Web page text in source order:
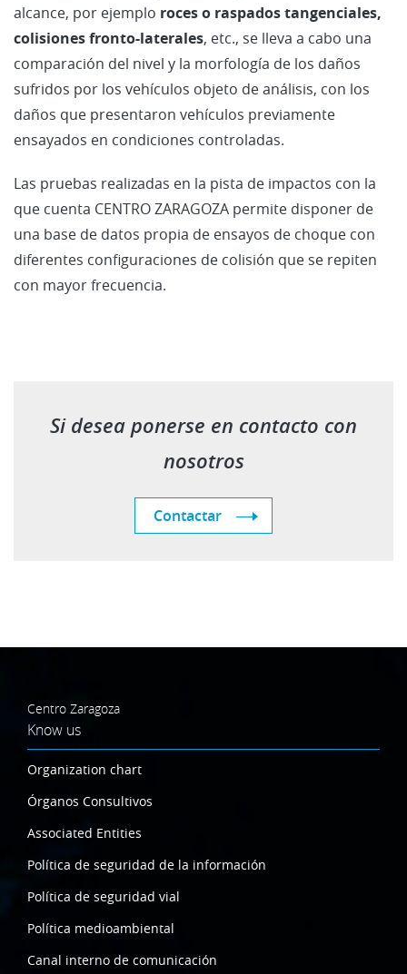
alcance, por ejemplo roces o raspados tangenciales,
colisiones fronto-laterales, etc., se lleva a cabo una
comparación del nivel y la morfología de los daños
sufridos por los vehículos objeto de análisis, con los
daños que presentaron vehículos previamente
ensayados en condiciones controladas.
Las pruebas realizadas en la pista de impactos con la
que cuenta CENTRO ZARAGOZA permite disponer de
una base de datos propia de ensayos de choque con
diferentes configuraciones de colisión que se repiten
con mayor frecuencia.
Si desea ponerse en contacto con
nosotros
Contactar
Centro Zaragoza
Know us
Organization chart
Órganos Consultivos
Associated Entities
Política de seguridad de la información
Política de seguridad vial
Política medioambiental
Canal interno de comunicación